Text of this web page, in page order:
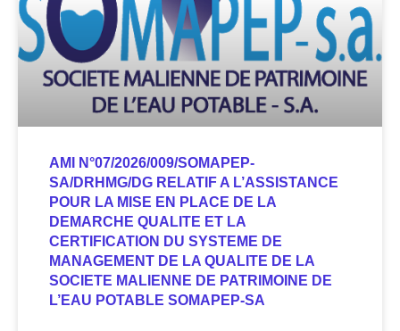
AMI N°07/2026/009/SOMAPEP-
SA/DRHMG/DG RELATIF A L’ASSISTANCE
POUR LA MISE EN PLACE DE LA
DEMARCHE QUALITE ET LA
CERTIFICATION DU SYSTEME DE
MANAGEMENT DE LA QUALITE DE LA
SOCIETE MALIENNE DE PATRIMOINE DE
L’EAU POTABLE SOMAPEP-SA